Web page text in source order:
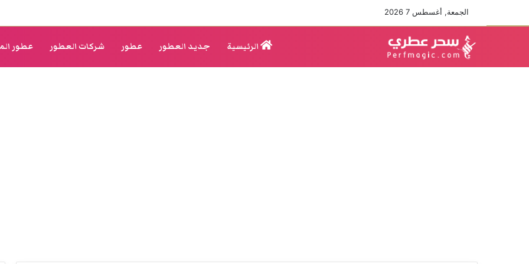
الجمعة, أغسطس 7 2026
الرئيسية جديد العطور عطور شركات العطور عطور